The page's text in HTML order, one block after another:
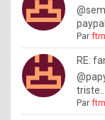
paypal
Par
RE:
triste...
Par